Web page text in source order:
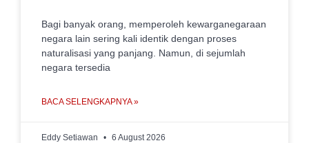
Bagi banyak orang, memperoleh kewarganegaraan
negara lain sering kali identik dengan proses
naturalisasi yang panjang. Namun, di sejumlah
negara tersedia
BACA SELENGKAPNYA »
Eddy Setiawan 6 August 2026